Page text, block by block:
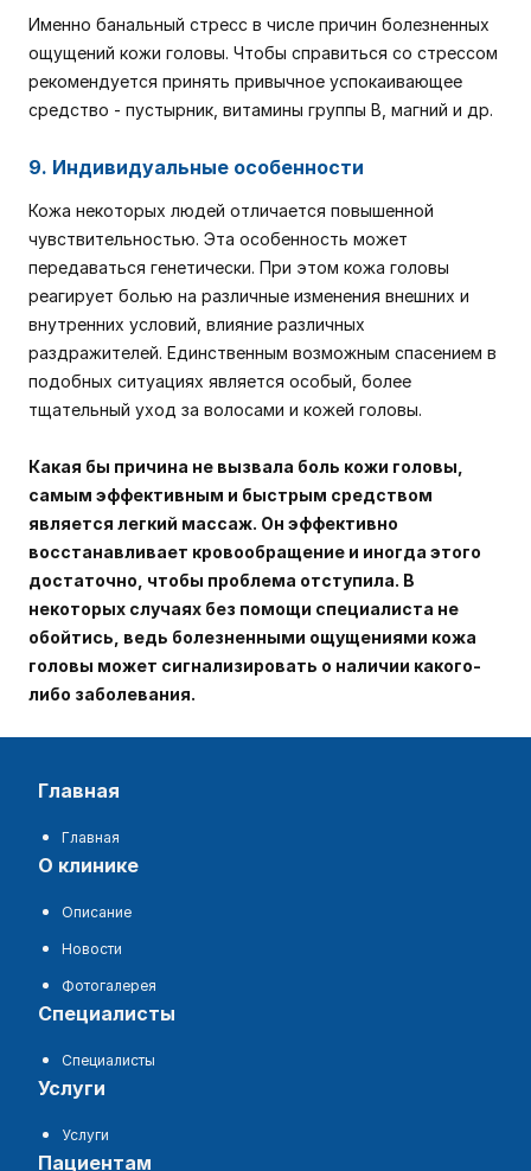
Именно банальный стресс в числе причин болезненных
ощущений кожи головы. Чтобы справиться со стрессом
рекомендуется принять привычное успокаивающее
средство - пустырник, витамины группы В, магний и др.
9. Индивидуальные особенности
Кожа некоторых людей отличается повышенной
чувствительностью. Эта особенность может
передаваться генетически. При этом кожа головы
реагирует болью на различные изменения внешних и
внутренних условий, влияние различных
раздражителей. Единственным возможным спасением в
подобных ситуациях является особый, более
тщательный уход за волосами и кожей головы.
Какая бы причина не вызвала боль кожи головы,
самым эффективным и быстрым средством
является легкий массаж. Он эффективно
восстанавливает кровообращение и иногда этого
достаточно, чтобы проблема отступила. В
некоторых случаях без помощи специалиста не
обойтись, ведь болезненными ощущениями кожа
головы может сигнализировать о наличии какого-
либо заболевания.
главная
Главная
о клинике
Описание
Новости
Фотогалерея
специалисты
Специалисты
услуги
Услуги
пациентам